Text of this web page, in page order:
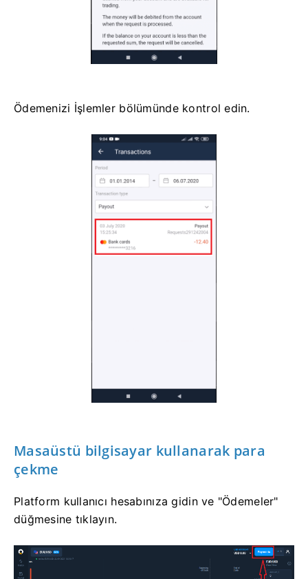
Ödemenizi İşlemler bölümünde kontrol edin.
Masaüstü bilgisayar kullanarak para
çekme
Platform kullanıcı hesabınıza gidin ve "Ödemeler"
düğmesine tıklayın.